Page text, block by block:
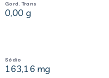
Gord. Trans
0,00 g
Sódio
163,16 mg